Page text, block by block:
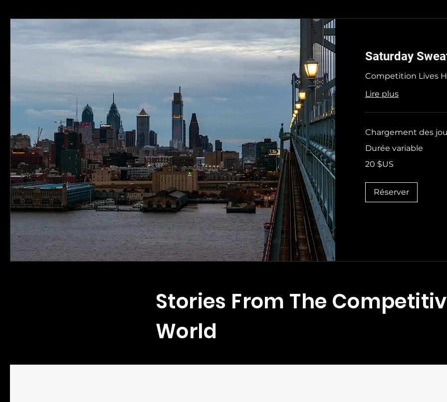
Saturday
Competition Lives
Lire plus
Chargement des
Durée variable
dollars
20 $US
Réserver
Stories From The
World